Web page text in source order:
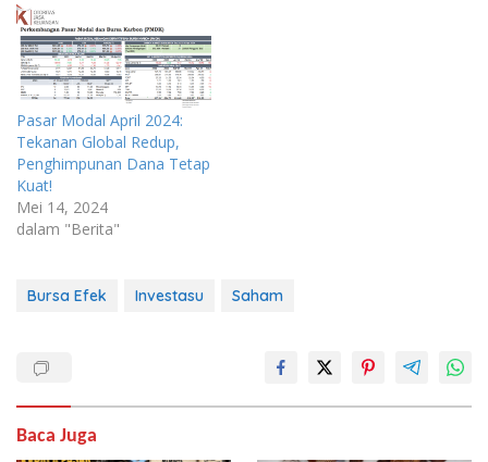
Pasar Modal April 2024:
Tekanan Global Redup,
Penghimpunan Dana Tetap
Kuat!
Mei 14, 2024
dalam "Berita"
Bursa Efek Investasu Saham
Baca Juga